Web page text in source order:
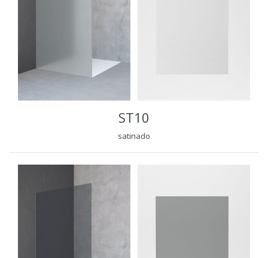
ST10
satinado